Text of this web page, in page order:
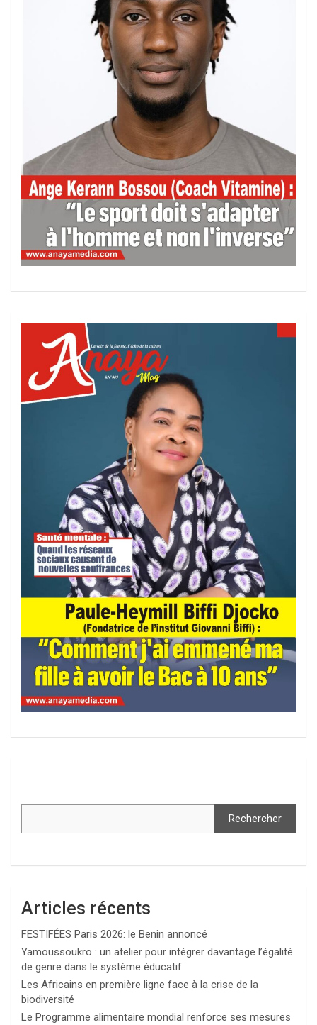
Rechercher
Articles récents
FESTIFÉES Paris 2026: le Benin annoncé
Yamoussoukro : un atelier pour intégrer davantage l’égalité
de genre dans le système éducatif
Les Africains en première ligne face à la crise de la
biodiversité
Le Programme alimentaire mondial renforce ses mesures